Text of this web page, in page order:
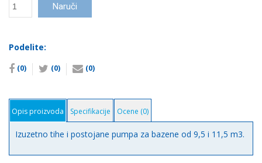
Naruči
Podelite:
(0) (0) (0)
Opis proizvoda Specifikacije Ocene (0)
Izuzetno tihe i postojane pumpa za bazene od 9,5 i 11,5 m3.